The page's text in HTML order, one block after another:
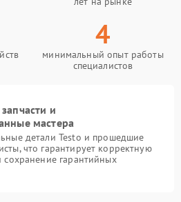
4
минимальный опыт работы
специалистов
и
мастера
детали Testo и прошедшие
что гарантирует корректную
сохранение гарантийных